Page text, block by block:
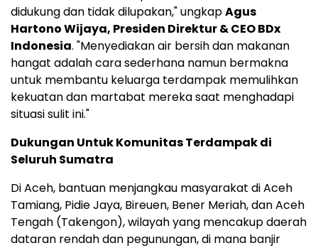
didukung dan tidak dilupakan," ungkapAgus
Hartono Wijaya, Presiden Direktur & CEO BDx
Indonesia. "Menyediakan air bersih dan makanan
hangat adalah cara sederhana namun bermakna
untuk membantu keluarga terdampak memulihkan
kekuatan dan martabat mereka saat menghadapi
situasi sulit ini."
Dukungan Untuk Komunitas Terdampak di
Seluruh Sumatra
Di Aceh, bantuan menjangkau masyarakat di Aceh
Tamiang, Pidie Jaya, Bireuen, Bener Meriah, dan Aceh
Tengah (Takengon), wilayah yang mencakup daerah
dataran rendah dan pegunungan, di mana banjir